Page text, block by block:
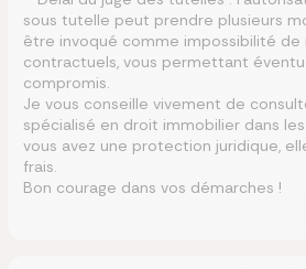
sous tutelle peut prendre plusieurs
être invoqué comme impossibilité de
contractuels, vous permettant
compromis.
Je vous conseille vivement de
spécialisé en droit immobilier dans
vous avez une protection juridique,
frais.
Bon courage dans vos démarches !